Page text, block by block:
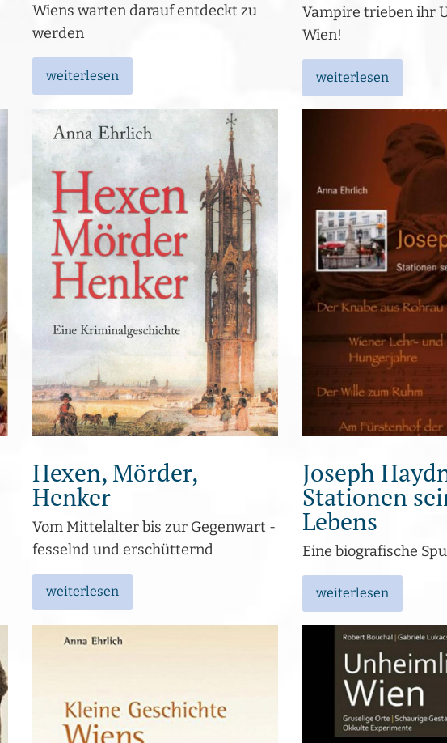
Wiens warten darauf entdeckt zu
werden
weiterlesen
Vampire trieben ihr
Wien!
weiterlesen
Hexen, Mörder,
Henker
Vom Mittelalter bis zur Gegenwart -
fesselnd und erschütternd
weiterlesen
Joseph
Stationen
Lebens
Eine biografische
weiterlesen